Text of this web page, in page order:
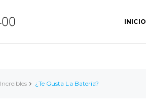
INICIO
Increibles ¿Te Gusta La Batería?